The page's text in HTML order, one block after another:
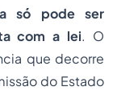
só pode ser
com a lei. O
que decorre
do Estado